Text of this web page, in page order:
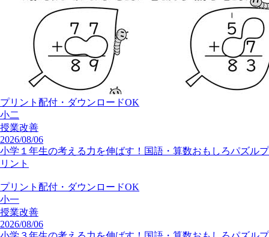
秋を楽しむ「レク＆ネイチャーゲーム」のアイデア11種まとめ
もっと見る
授業改善の記事一覧
授業改善
2026/08/09
身近にある産業遺産を探して、科学する心を伸ばそう｜産業編
③【地域と生活の科学~見つけよう！探究学習の種】